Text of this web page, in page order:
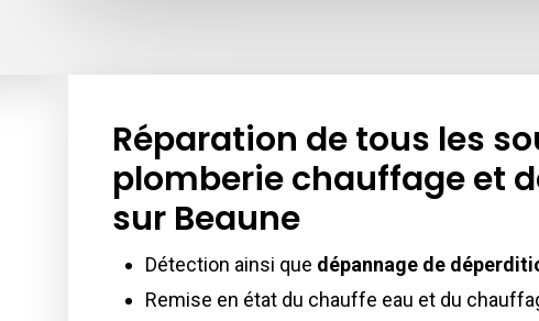
Réparation de tous les
plomberie chauffage et
sur Beaune
Détection ainsi que dépannage de
Remise en état du chauffe eau et du